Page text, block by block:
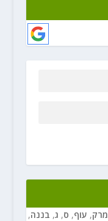
מרק, עוף, ס, ג, בננה,